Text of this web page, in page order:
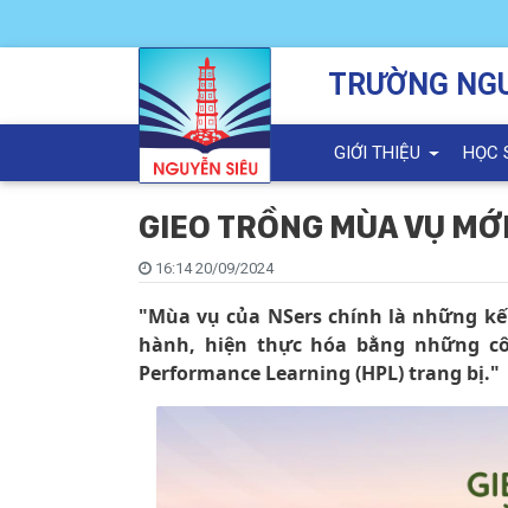
TRƯỜNG
GIỚI THIỆU HỌC
GIEO TRỒNG MÙA VỤ
16:14 20/09/2024
"Mùa vụ của NSers chính là những
hành, hiện thực hóa bằng những
Performance Learning (HPL) trang bị."